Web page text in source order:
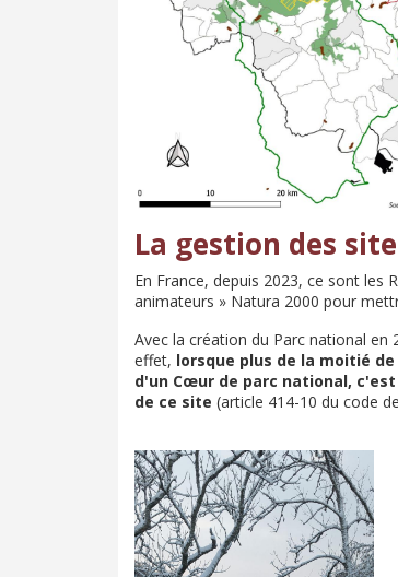
La gestion des
En France, depuis 2023, ce sont les
animateurs » Natura 2000 pour
Avec la création du Parc national en
effet, lorsque plus de la moitié
d'un Cœur de parc national,
de ce site (article 414-10 du code